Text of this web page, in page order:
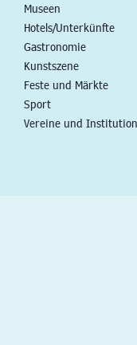
Museen
Hotels/Unterkünfte
Gastronomie
Kunstszene
Feste und Märkte
Sport
Vereine und